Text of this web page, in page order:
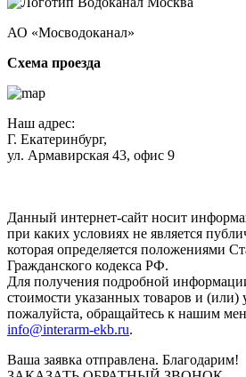
АО «Мосводоканал»
Схема проезда
Наш адрес:
Г. Екатеринбург,
ул. Армавирская 43, офис 9
Данный интернет-сайт носит
при каких условиях не является
которая определяется положениями
Гражданского кодекса РФ.
Для получения подробной
стоимости указанных товаров и (или)
пожалуйста, обращайтесь к нашим
info@interarm-ekb.ru.
Ваша заявка отправлена. Благодарим!